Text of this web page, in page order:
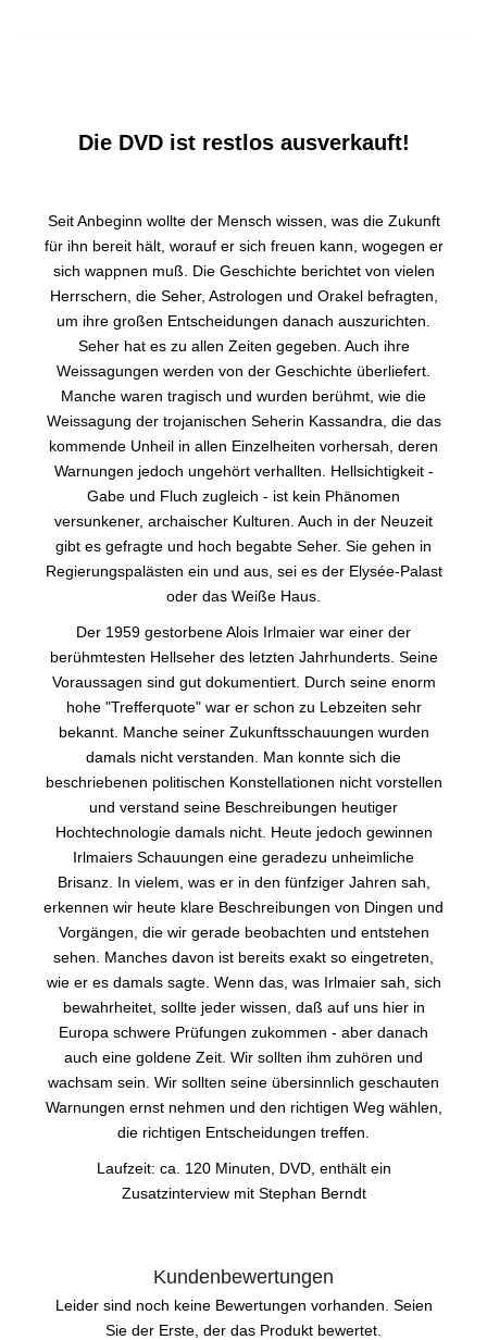
Die DVD ist restlos ausverkauft!
Seit Anbeginn wollte der Mensch wissen, was die Zukunft
für ihn bereit hält, worauf er sich freuen kann, wogegen er
sich wappnen muß. Die Geschichte berichtet von vielen
Herrschern, die Seher, Astrologen und Orakel befragten,
um ihre großen Entscheidungen danach auszurichten.
Seher hat es zu allen Zeiten gegeben. Auch ihre
Weissagungen werden von der Geschichte überliefert.
Manche waren tragisch und wurden berühmt, wie die
Weissagung der trojanischen Seherin Kassandra, die das
kommende Unheil in allen Einzelheiten vorhersah, deren
Warnungen jedoch ungehört verhallten. Hellsichtigkeit -
Gabe und Fluch zugleich - ist kein Phänomen
versunkener, archaischer Kulturen. Auch in der Neuzeit
gibt es gefragte und hoch begabte Seher. Sie gehen in
Regierungspalästen ein und aus, sei es der Elysée-Palast
oder das Weiße Haus.
Der 1959 gestorbene Alois Irlmaier war einer der
berühmtesten Hellseher des letzten Jahrhunderts. Seine
Voraussagen sind gut dokumentiert. Durch seine enorm
hohe "Trefferquote" war er schon zu Lebzeiten sehr
bekannt. Manche seiner Zukunftsschauungen wurden
damals nicht verstanden. Man konnte sich die
beschriebenen politischen Konstellationen nicht vorstellen
und verstand seine Beschreibungen heutiger
Hochtechnologie damals nicht. Heute jedoch gewinnen
Irlmaiers Schauungen eine geradezu unheimliche
Brisanz. In vielem, was er in den fünfziger Jahren sah,
erkennen wir heute klare Beschreibungen von Dingen und
Vorgängen, die wir gerade beobachten und entstehen
sehen. Manches davon ist bereits exakt so eingetreten,
wie er es damals sagte. Wenn das, was Irlmaier sah, sich
bewahrheitet, sollte jeder wissen, daß auf uns hier in
Europa schwere Prüfungen zukommen - aber danach
auch eine goldene Zeit. Wir sollten ihm zuhören und
wachsam sein. Wir sollten seine übersinnlich geschauten
Warnungen ernst nehmen und den richtigen Weg wählen,
die richtigen Entscheidungen treffen.
Laufzeit: ca. 120 Minuten, DVD, enthält ein
Zusatzinterview mit Stephan Berndt
Kundenbewertungen
Leider sind noch keine Bewertungen vorhanden. Seien
Sie der Erste, der das Produkt bewertet.